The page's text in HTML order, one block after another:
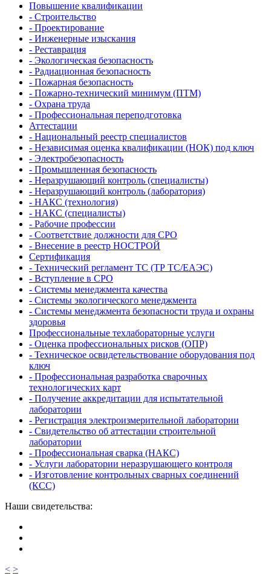
Повышение квалификации
- Строительство
- Проектирование
- Инженерные изыскания
- Реставрация
- Экологическая безопасность
- Радиационная безопасность
- Пожарная безопасность
- Пожарно-технический минимум (ПТМ)
- Охрана труда
- Профессиональная переподготовка
Аттестации
- Национальный реестр специалистов
- Независимая оценка квалификации (НОК) под ключ
- Электробезопасность
- Промышленная безопасность
- Неразрушающий контроль (специалисты)
- Неразрушающий контроль (лаборатория)
- НАКС (технология)
- НАКС (специалисты)
- Рабочие профессии
- Соответствие должности для СРО
- Внесение в реестр НОСТРОЙ
Сертификация
- Технический регламент ТС (ТР ТС/ЕАЭС)
- Вступление в СРО
- Системы менеджмента качества
- Системы экологического менеджмента
- Системы менеджмента безопасности труда и охраны
здоровья
Профессиональные техлабораторные услуги
- Оценка профессиональных рисков (ОПР)
- Техническое освидетельствование оборудования под
ключ
- Профессиональная разработка сварочных
технологических карт
- Получение аккредитации для испытательной
лаборатории
- Регистрация электроизмерительной лаборатории
- Свидетельство об аттестации строительной
лаборатории
- Профессиональная сварка (НАКС)
- Услуги лаборатории неразрушающего контроля
- Изготовление контрольных сварных соединений
(КСС)
Наши свидетельства:
< >